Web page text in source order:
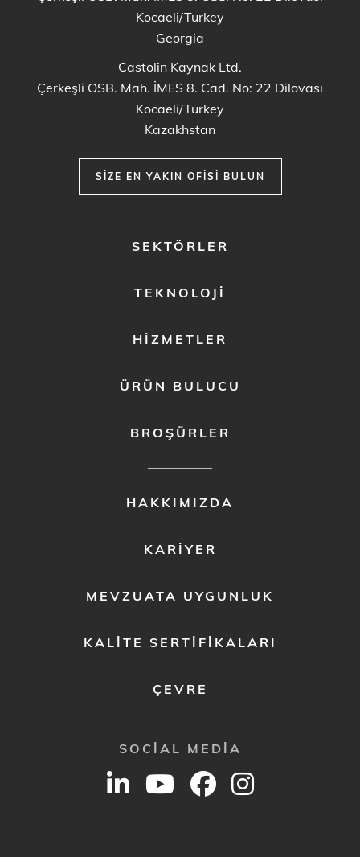
Kocaeli/Turkey
Georgia
Castolin Kaynak Ltd.
Çerkeşli OSB. Mah. İMES 8. Cad. No: 22 Dilovası
Kocaeli/Turkey
Kazakhstan
SIZE EN YAKIN OFISI BULUN
SEKTÖRLER
TEKNOLOJI
HIZMETLER
ÜRÜN BULUCU
BROŞÜRLER
HAKKIMIZDA
KARIYER
MEVZUATA UYGUNLUK
KALITE SERTIFIKALARI
ÇEVRE
SOCIAL MEDIA